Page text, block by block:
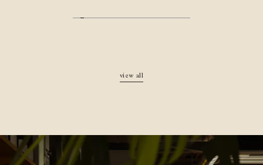
Mid-Century Modern Home
ショップデザイン
Shop / Interior / Furniture
ガレージ
Master's Garage
view all